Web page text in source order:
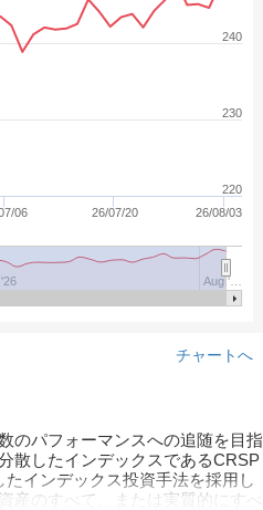
06 26/07/20 26/08/03
Aug '…
220
230
240
チャートへ
のパフォーマンスへの追随を目指
散したインデックスであるCRSP
インデックス投資手法を採用し
産のすべて、または実質的にすべ